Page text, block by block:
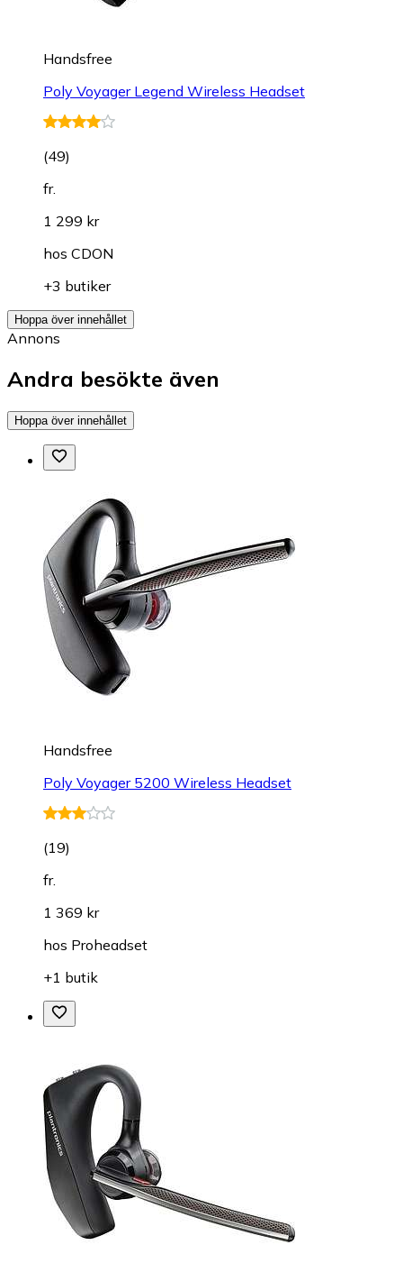
Handsfree
Poly Voyager Legend Wireless Headset
(49)
fr.
1 299 kr
hos CDON
+3 butiker
Hoppa över innehållet
Annons
Andra besökte även
Hoppa över innehållet
Handsfree
Poly Voyager 5200 Wireless Headset
(19)
fr.
1 369 kr
hos Proheadset
+1 butik